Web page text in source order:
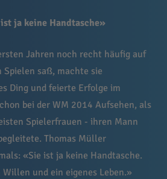
ja keine Handtasche»
Jahren noch recht häufig auf
Spielen saß, machte sie
Ding und feierte Erfolge im
bei der WM 2014 Aufsehen, als
Spielerfrauen - ihren Mann
Thomas Müller
«Sie ist ja keine Handtasche.
und ein eigenes Leben.»